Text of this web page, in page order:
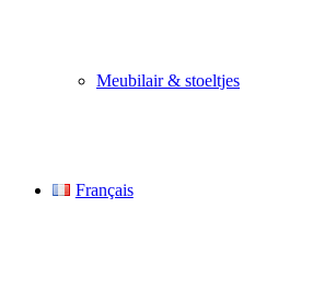
Meubilair & stoeltjes
Français